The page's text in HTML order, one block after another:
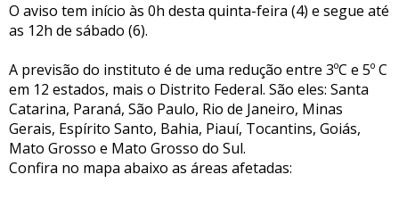
O aviso tem início às 0h desta quinta-feira (4) e segue até
as 12h de sábado (6).
A previsão do instituto é de uma redução entre 3ºC e 5º C
em 12 estados, mais o Distrito Federal. São eles: Santa
Catarina, Paraná, São Paulo, Rio de Janeiro, Minas
Gerais, Espírito Santo, Bahia, Piauí, Tocantins, Goiás,
Mato Grosso e Mato Grosso do Sul.
Confira no mapa abaixo as áreas afetadas: